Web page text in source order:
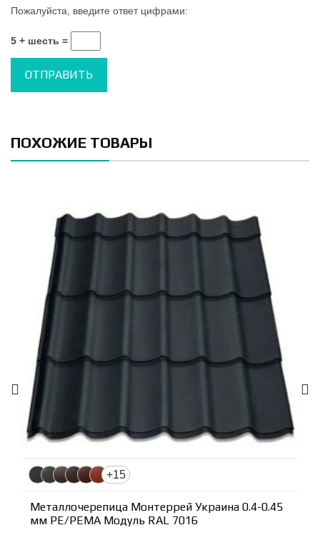
Пожалуйста, введите ответ цифрами:
5 + шесть =
ПОХОЖИЕ ТОВАРЫ
+15
Металлочерепица Монтеррей Украина 0.4-0.45
мм PE/PEMA Модуль RAL 7016